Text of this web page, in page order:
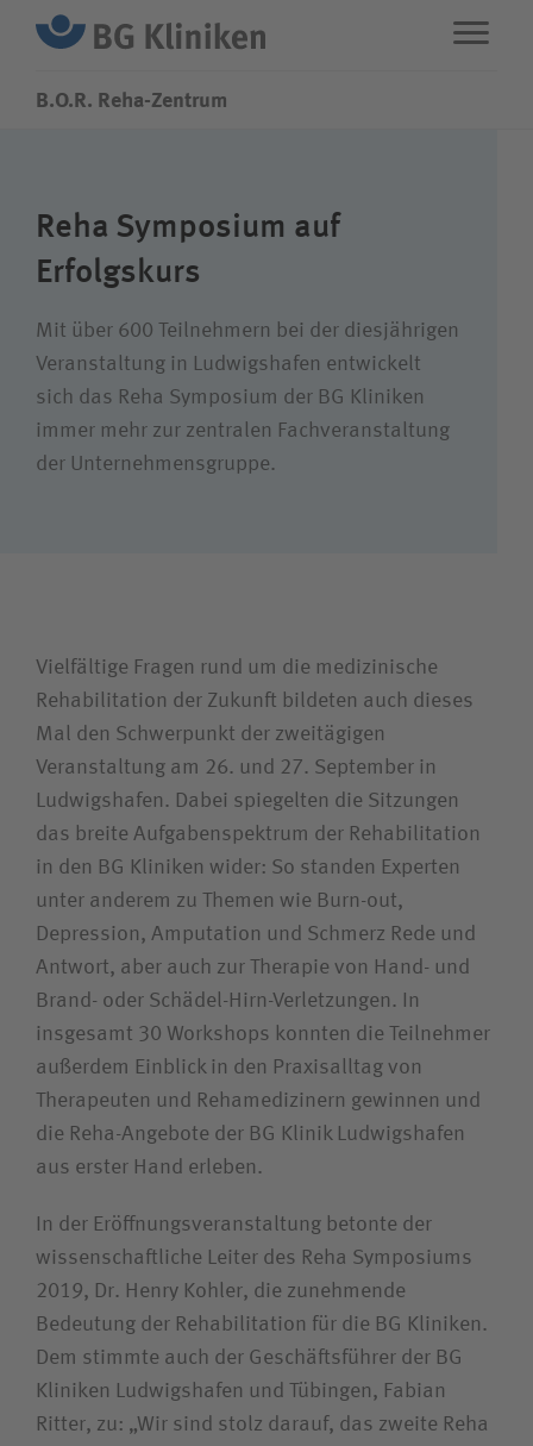
Leistungen
Über uns
Karriere
B.O.R. Reha-Zentrum
Reha Symposium auf
Erfolgskurs
Mit über 600 Teilnehmern bei der diesjährigen
Veranstaltung in Ludwigshafen entwickelt
sich das Reha Symposium der BG Kliniken
immer mehr zur zentralen Fachveranstaltung
der Unternehmensgruppe.
Vielfältige Fragen rund um die medizinische
Rehabilitation der Zukunft bildeten auch dieses
Mal den Schwerpunkt der zweitägigen
Veranstaltung am 26. und 27. September in
Ludwigshafen. Dabei spiegelten die Sitzungen
das breite Aufgabenspektrum der Rehabilitation
in den BG Kliniken wider: So standen Experten
unter anderem zu Themen wie Burn-out,
Depression, Amputation und Schmerz Rede und
Antwort, aber auch zur Therapie von Hand- und
Brand- oder Schädel-Hirn-Verletzungen. In
insgesamt 30 Workshops konnten die Teilnehmer
außerdem Einblick in den Praxisalltag von
Therapeuten und Rehamedizinern gewinnen und
die Reha-Angebote der BG Klinik Ludwigshafen
aus erster Hand erleben.
In der Eröffnungsveranstaltung betonte der
wissenschaftliche Leiter des Reha Symposiums
2019, Dr. Henry Kohler, die zunehmende
Bedeutung der Rehabilitation für die BG Kliniken.
Dem stimmte auch der Geschäftsführer der BG
Kliniken Ludwigshafen und Tübingen, Fabian
Ritter, zu: „Wir sind stolz darauf, das zweite Reha